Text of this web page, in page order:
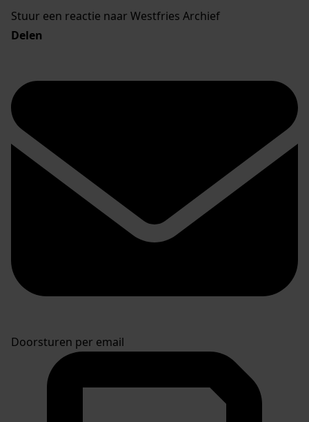
Stuur een reactie naar Westfries Archief
Delen
Doorsturen per email